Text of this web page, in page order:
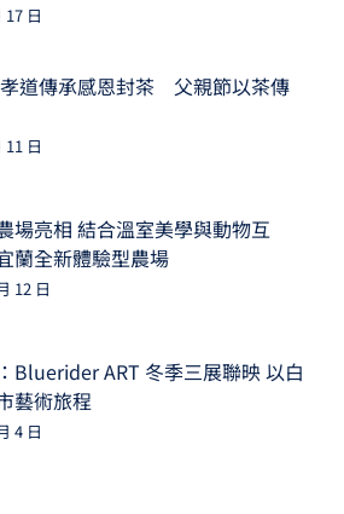
17 日
道傳承感恩封茶 父親節以茶傳
11 日
場亮相 結合溫室美學與動物互
全新體驗型農場
12 日
Bluerider ART 冬季三展聯映 以白
藝術旅程
4 日